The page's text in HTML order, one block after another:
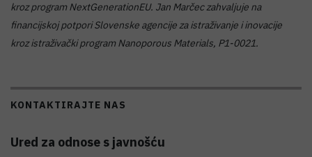
kroz program NextGenerationEU. Jan Marčec zahvaljuje na
financijskoj potpori Slovenske agencije za istraživanje i inovacije
kroz istraživački program Nanoporous Materials, P1-0021.
KONTAKTIRAJTE NAS
Ured za odnose s javnošću